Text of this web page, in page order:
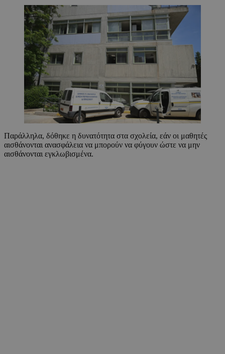
Παράλληλα, δόθηκε η δυνατότητα στα σχολεία, εάν οι μαθητές
αισθάνονται ανασφάλεια να μπορούν να φύγουν ώστε να μην
αισθάνονται εγκλωβισμένα.